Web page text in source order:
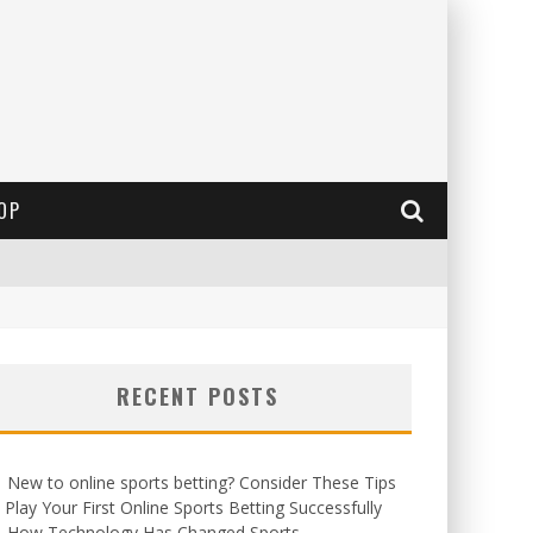
RECENT POSTS
New to online sports betting? Consider These Tips
Your First Online Sports Betting Successfully